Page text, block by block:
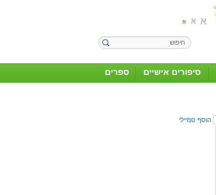
סיפורים אישיים ספרים
הוסף סמיילי